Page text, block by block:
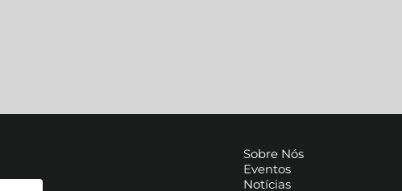
Sobre Nós
Eventos
Notícias